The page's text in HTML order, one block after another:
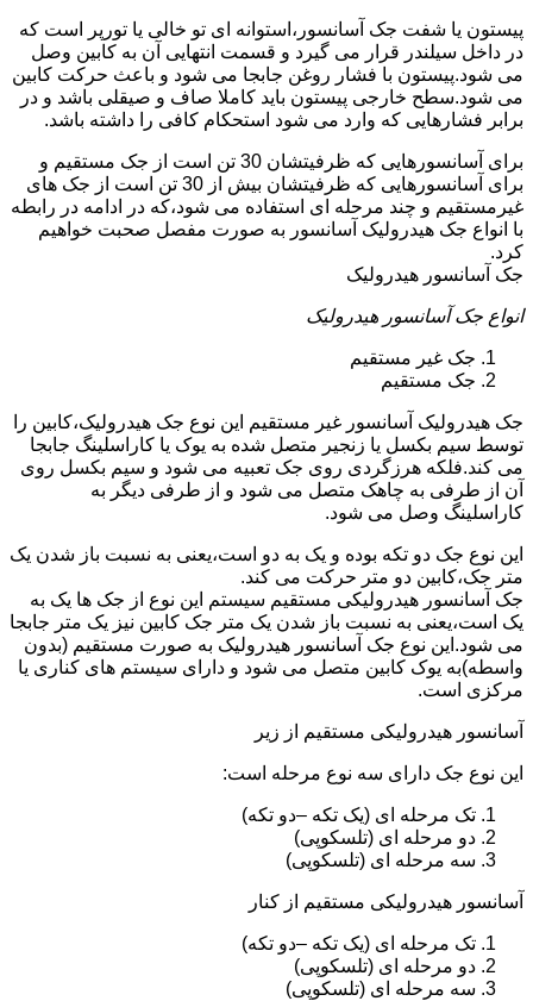
پیستون یا شفت جک آسانسور،استوانه ای تو خالی یا تورپر است که
در داخل سیلندر قرار می گیرد و قسمت انتهایی آن به کابین وصل
می شود.پیستون با فشار روغن جابجا می شود و باعث حرکت کابین
می شود.سطح خارجی پیستون باید کاملا صاف و صیقلی باشد و در
برابر فشارهایی که وارد می شود استحکام کافی را داشته باشد.
برای آسانسورهایی که ظرفیتشان 30 تن است از جک مستقیم و
برای آسانسورهایی که ظرفیتشان بیش از 30 تن است از جک های
غیرمستقیم و چند مرحله ای استفاده می شود،که در ادامه در رابطه
با انواع جک هیدرولیک آسانسور به صورت مفصل صحبت خواهیم
کرد.
جک آسانسور هیدرولیک
انواع جک آسانسور هیدرولیک
جک غیر مستقیم
جک مستقیم
جک هیدرولیک آسانسور غیر مستقیم این نوع جک هیدرولیک،کابین را
توسط سیم بکسل یا زنجیر متصل شده به یوک یا کاراسلینگ جابجا
می کند.فلکه هرزگردی روی جک تعبیه می شود و سیم بکسل روی
آن از طرفی به چاهک متصل می شود و از طرفی دیگر به
کاراسلینگ وصل می شود.
این نوع جک دو تکه بوده و یک به دو است،یعنی به نسبت باز شدن یک
متر جک،کابین دو متر حرکت می کند.
جک آسانسور هیدرولیکی مستقیم سیستم این نوع از جک ها یک به
یک است،یعنی به نسبت باز شدن یک متر جک کابین نیز یک متر جابجا
می شود.این نوع جک آسانسور هیدرولیک به صورت مستقیم (بدون
واسطه)به یوک کابین متصل می شود و دارای سیستم های کناری یا
مرکزی است.
آسانسور هیدرولیکی مستقیم از زیر
این نوع جک دارای سه نوع مرحله است:
تک مرحله ای (یک تکه –دو تکه)
دو مرحله ای (تلسکوپی)
سه مرحله ای (تلسکوپی)
آسانسور هیدرولیکی مستقیم از کنار
تک مرحله ای (یک تکه –دو تکه)
دو مرحله ای (تلسکوپی)
سه مرحله ای (تلسکوپی)